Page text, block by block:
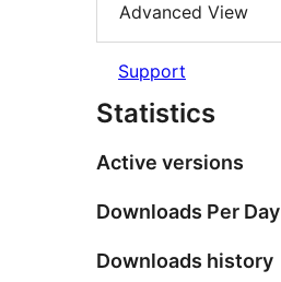
Advanced View
Support
Statistics
Active versions
Downloads Per Day
Downloads history